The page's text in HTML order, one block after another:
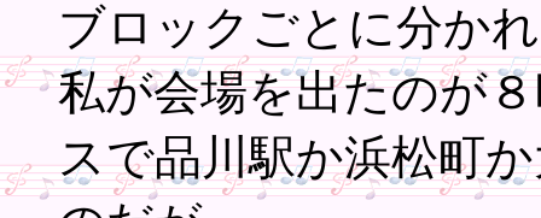
ブロックごとに分か
私が会場を出たのが
スで品川駅か浜松町